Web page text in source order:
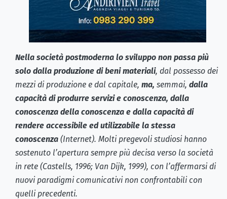
Nella società postmoderna lo sviluppo non passa più
solo dalla produzione di beni materiali, dal possesso dei
mezzi di produzione e dal capitale, ma, semmai, dalla
capacità di produrre servizi e conoscenza, dalla
conoscenza della conoscenza e dalla capacità di
rendere accessibile ed utilizzabile la stessa
conoscenza (Internet). Molti pregevoli studiosi hanno
sostenuto l’apertura sempre più decisa verso la società
in rete (Castells, 1996; Van Dijk, 1999), con l’affermarsi di
nuovi paradigmi comunicativi non confrontabili con
quelli precedenti.